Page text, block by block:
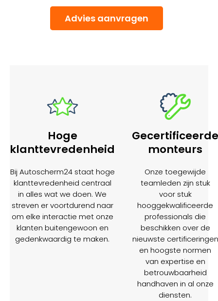
Advies aanvragen
Hoge
klanttevredenheid
Bij Autoscherm24 staat hoge
klanttevredenheid centraal
in alles wat we doen. We
streven er voortdurend naar
om elke interactie met onze
klanten buitengewoon en
gedenkwaardig te maken.
Gecertificeerde
monteurs
Onze toegewijde
teamleden zijn stuk
voor stuk
hooggekwalificeerde
professionals die
beschikken over de
nieuwste certificeringen
en hoogste normen
van expertise en
betrouwbaarheid
handhaven in al onze
diensten.